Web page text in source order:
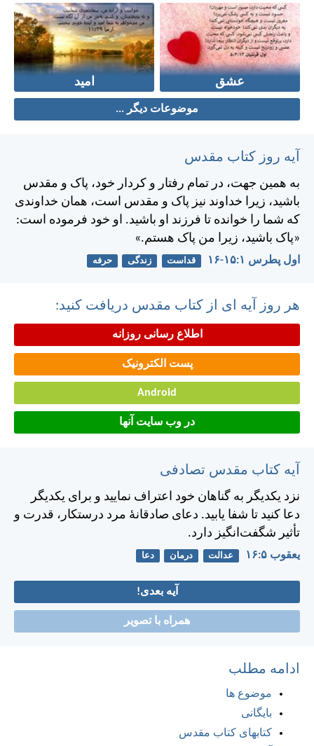
عشق امید
موضوعات دیگر ...
آیه روز کتاب مقدس
به همين جهت، در تمام رفتار و كردار خود، پاک و مقدس
باشيد، زيرا خداوند نيز پاک و مقدس است، همان خداوندی
كه شما را خوانده تا فرزند او باشيد. او خود فرموده است:
«پاک باشيد، زيرا من پاک هستم.»
اول پطرس ۱:‏۱۵-‏۱۶ قداست زندگی حرفه
هر روز آیه ای از کتاب مقدس دریافت کنید:
اطلاع رسانی روزانه
پست الکترونیک
Android
در وب سایت آنها
آیه کتاب مقدس تصادفی
نزد يكديگر به گناهان خود اعتراف نماييد و برای يكديگر
دعا كنيد تا شفا يابيد. دعای صادقانهٔ مرد درستكار، قدرت و
تأثير شگفت‌انگيز دارد.
يعقوب ۵:‏۱۶ عدالت درمان دعا
آیه بعدی!
همراه با تصویر
ادامه مطلب
موضوع ها
بایگانی
کتابهای کتاب مقدس